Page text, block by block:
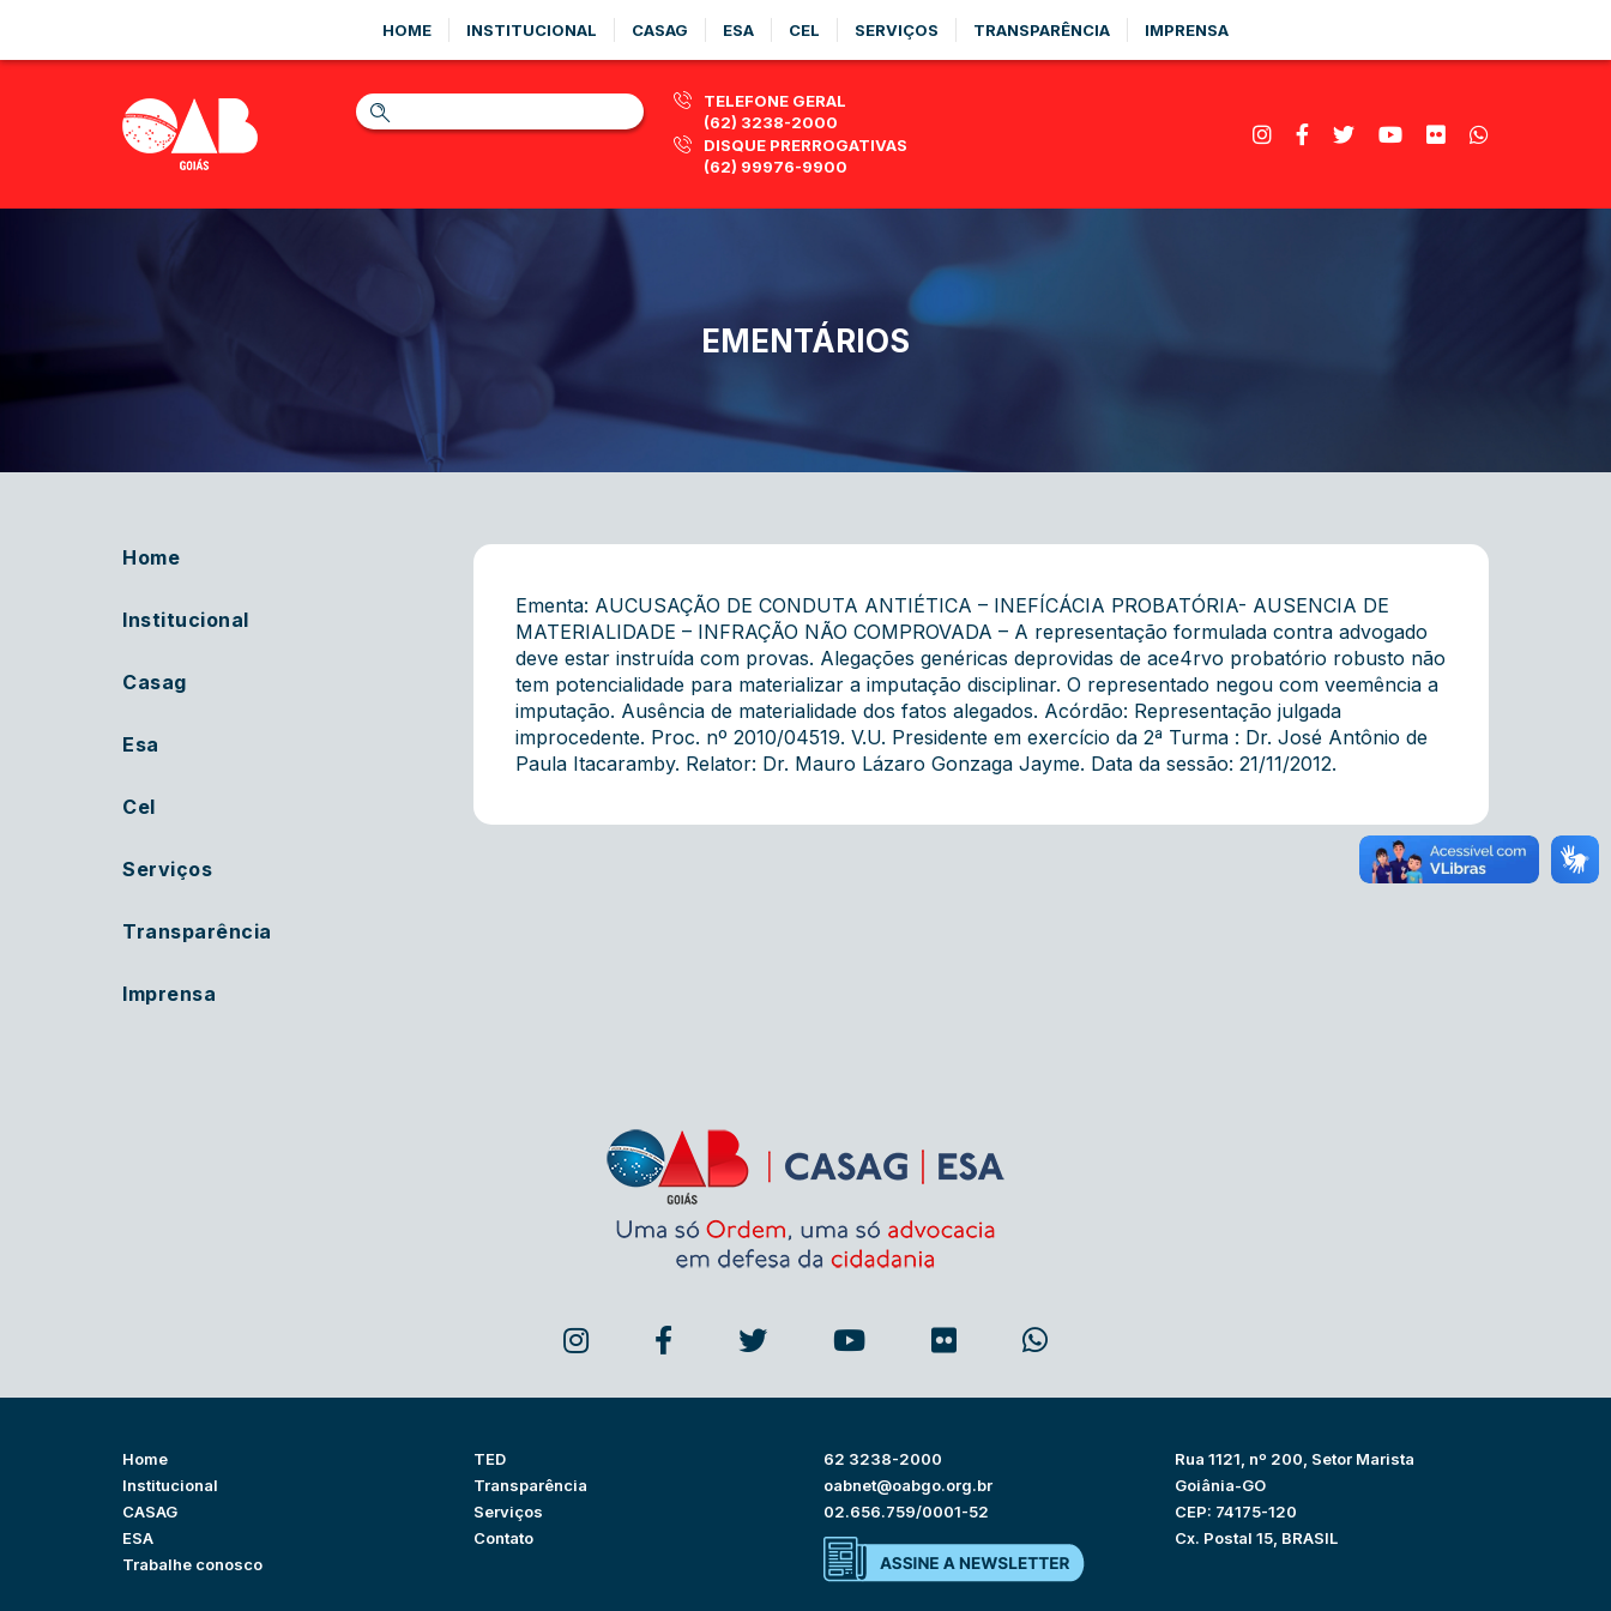
HOME INSTITUCIONAL CASAG ESA CEL SERVIÇOS TRANSPARÊNCIA IMPRENSA
TELEFONE GERAL
(62) 3238-2000
DISQUE PRERROGATIVAS
(62) 99976-9900
EMENTÁRIOS
Home
Institucional
Casag
Esa
Cel
Serviços
Transparência
Imprensa
Ementa: AUCUSAÇÃO DE CONDUTA ANTIÉTICA – INEFÍCÁCIA PROBATÓRIA- AUSENCIA DE
MATERIALIDADE – INFRAÇÃO NÃO COMPROVADA – A representação formulada contra advogado
deve estar instruída com provas. Alegações genéricas deprovidas de ace4rvo probatório robusto não
tem potencialidade para materializar a imputação disciplinar. O representado negou com veemência a
imputação. Ausência de materialidade dos fatos alegados. Acórdão: Representação julgada
improcedente. Proc. nº 2010/04519. V.U. Presidente em exercício da 2ª Turma : Dr. José Antônio de
Paula Itacaramby. Relator: Dr. Mauro Lázaro Gonzaga Jayme. Data da sessão: 21/11/2012.
Home
Institucional
CASAG
ESA
Trabalhe conosco
TED
Transparência
Serviços
Contato
62 3238-2000
oabnet@oabgo.org.br
02.656.759/0001-52
Rua 1121, nº 200, Setor Marista
Goiânia-GO
CEP: 74175-120
Cx. Postal 15, BRASIL